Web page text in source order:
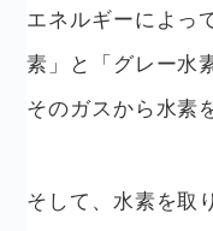
エネルギーによっ
素」と「グレー水
そのガスから水素
そして、水素を取